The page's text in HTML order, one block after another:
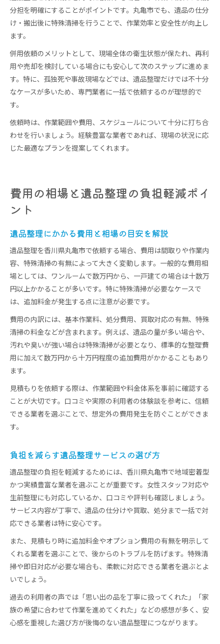
分担を明確にすることがポイントです。丸亀市でも、遺品の仕分
け・搬出後に特殊清掃を行うことで、作業効率と安全性が向上し
ます。
併用依頼のメリットとして、現場全体の衛生状態が保たれ、再利
用や売却を検討している場合にも安心して次のステップに進めま
す。特に、孤独死や事故現場などでは、遺品整理だけでは不十分
なケースが多いため、専門業者に一括で依頼するのが理想的で
す。
依頼時は、作業範囲や費用、スケジュールについて十分に打ち合
わせを行いましょう。経験豊富な業者であれば、現場の状況に応
じた最適なプランを提案してくれます。
費用の相場と遺品整理の負担軽減ポイ
ント
遺品整理にかかる費用と相場の目安を解説
遺品整理を香川県丸亀市で依頼する場合、費用は間取りや作業内
容、特殊清掃の有無によって大きく変動します。一般的な費用相
場としては、ワンルームで数万円から、一戸建ての場合は十数万
円以上かかることが多いです。特に特殊清掃が必要なケースで
は、追加料金が発生する点に注意が必要です。
費用の内訳には、基本作業料、処分費用、買取対応の有無、特殊
清掃の料金などが含まれます。例えば、遺品の量が多い場合や、
汚れや臭いが強い場合は特殊清掃が必要となり、標準的な整理費
用に加えて数万円から十万円程度の追加費用がかかることもあり
ます。
見積もりを依頼する際は、作業範囲や料金体系を事前に確認する
ことが大切です。口コミや実際の利用者の体験談を参考に、信頼
できる業者を選ぶことで、想定外の費用発生を防ぐことができま
す。
負担を減らす遺品整理サービスの選び方
遺品整理の負担を軽減するためには、香川県丸亀市で地域密着型
かつ実績豊富な業者を選ぶことが重要です。女性スタッフ対応や
生前整理にも対応しているか、口コミや評判も確認しましょう。
サービス内容が丁寧で、遺品の仕分けや買取、処分まで一括で対
応できる業者は特に安心です。
また、見積もり時に追加料金やオプション費用の有無を明示して
くれる業者を選ぶことで、後からのトラブルを防げます。特殊清
掃や即日対応が必要な場合も、柔軟に対応できる業者を選ぶとよ
いでしょう。
過去の利用者の声では「思い出の品を丁寧に扱ってくれた」「家
族の希望に合わせて作業を進めてくれた」などの感想が多く、安
心感を重視した選び方が後悔のない遺品整理につながります。